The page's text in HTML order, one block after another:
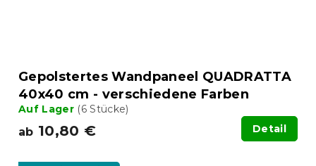
Gepolstertes Wandpaneel QUADRATTA
40x40 cm - verschiedene Farben
Auf Lager (6 Stücke)
ab 10,80 € Detail